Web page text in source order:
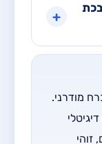
+
מודרני.
זוהי